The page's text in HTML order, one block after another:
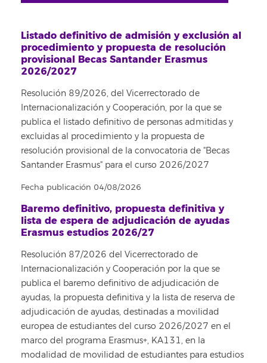
Listado definitivo de admisión y exclusión al
procedimiento y propuesta de resolución
provisional Becas Santander Erasmus
2026/2027
Resolución 89/2026, del Vicerrectorado de
Internacionalización y Cooperación, por la que se
publica el listado definitivo de personas admitidas y
excluidas al procedimiento y la propuesta de
resolución provisional de la convocatoria de "Becas
Santander Erasmus" para el curso 2026/2027
Fecha publicación 04/08/2026
Baremo definitivo, propuesta definitiva y
lista de espera de adjudicación de ayudas
Erasmus estudios 2026/27
Resolución 87/2026 del Vicerrectorado de
Internacionalización y Cooperación por la que se
publica el baremo definitivo de adjudicación de
ayudas, la propuesta definitiva y la lista de reserva de
adjudicación de ayudas, destinadas a movilidad
europea de estudiantes del curso 2026/2027 en el
marco del programa Erasmus+, KA131, en la
modalidad de movilidad de estudiantes para estudios